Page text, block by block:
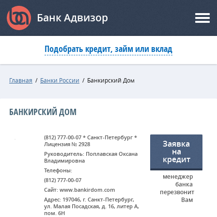
Банк Адвизор
Подобрать кредит, займ или вклад
Главная / Банки России / Банкирский Дом
БАНКИРСКИЙ ДОМ
(812) 777-00-07 * Санкт-Петербург *
Лицензия № 2928
Руководитель: Поплавская Оксана
Владимировна
Телефоны:
(812) 777-00-07
Сайт: www.bankirdom.com
Адрес: 197046, г. Санкт-Петербург,
ул. Малая Посадская, д. 16, литер А,
пом. 6Н
Заявка
на
кредит
менеджер
банка
перезвонит
Вам